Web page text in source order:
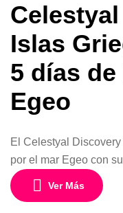
Islas
5 días
Egeo
El Celestyal
por el mar Egeo con
navegando desde
2025 y noviembre
Ver Más